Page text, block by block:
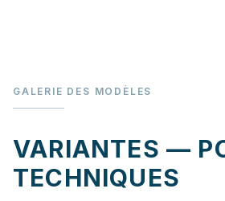
GALERIE DES MODÈLES
VARIANTES —
TECHNIQUES